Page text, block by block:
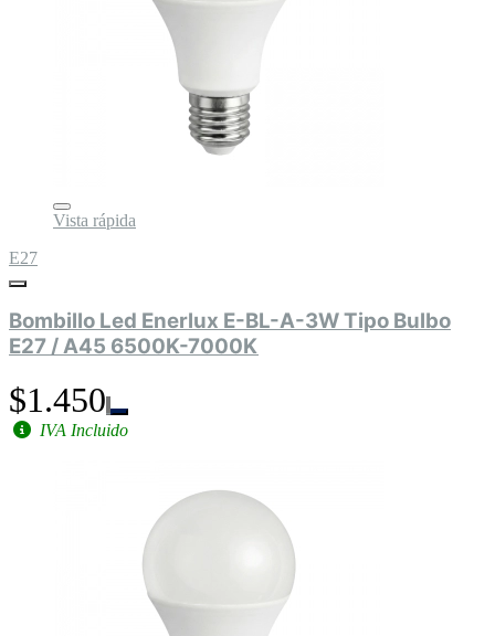
Vista rápida
E27
Bombillo Led Enerlux E-BL-A-3W Tipo Bulbo
E27 / A45 6500K-7000K
$1.450
IVA Incluido